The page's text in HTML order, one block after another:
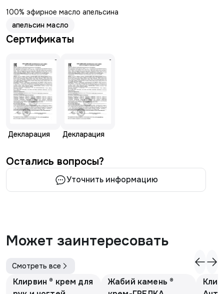
100% эфирное масло апельсина
апельсин масло
Сертификаты
Декларация Декларация
Остались вопросы?
Уточнить информацию
Может заинтересовать
Смотреть все
Клирвин ® крем для
Жабий камень ®